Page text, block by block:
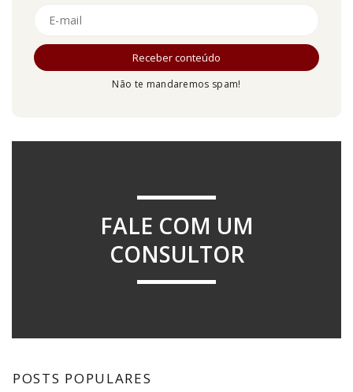
Não te mandaremos spam!
FALE COM UM
CONSULTOR
POSTS POPULARES